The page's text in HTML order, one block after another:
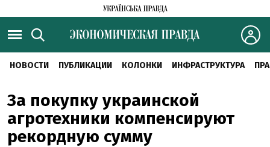
НОВОСТИ ПУБЛИКАЦИИ КОЛОНКИ ИНФРАСТРУКТУРА
За покупку украинской
агротехники компенсируют
рекордную сумму